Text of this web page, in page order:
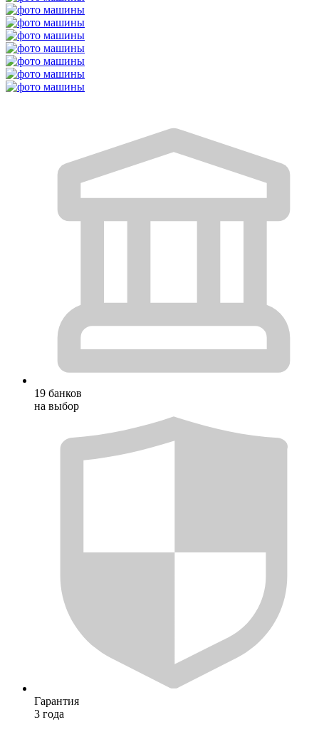
19 банков
на выбор
Гарантия
3 года